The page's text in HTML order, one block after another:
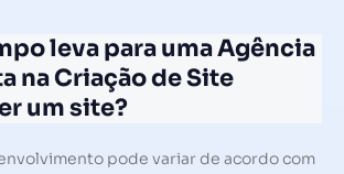
leva para uma Agência
na Criação de Site
um site?
pode variar de acordo com